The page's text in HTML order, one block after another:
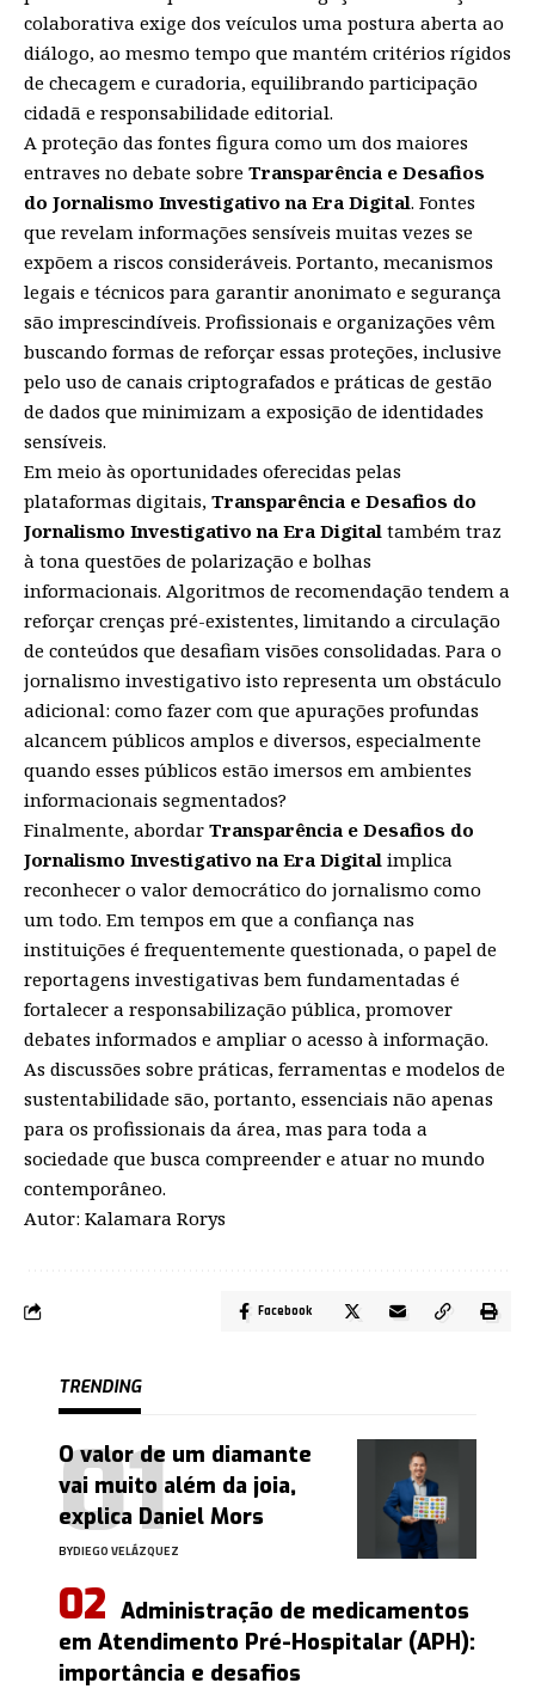
colaborativa exige dos veículos uma postura aberta ao
diálogo, ao mesmo tempo que mantém critérios rígidos
de checagem e curadoria, equilibrando participação
cidadã e responsabilidade editorial.
A proteção das fontes figura como um dos maiores
entraves no debate sobre Transparência e Desafios
do Jornalismo Investigativo na Era Digital. Fontes
que revelam informações sensíveis muitas vezes se
expõem a riscos consideráveis. Portanto, mecanismos
legais e técnicos para garantir anonimato e segurança
são imprescindíveis. Profissionais e organizações vêm
buscando formas de reforçar essas proteções, inclusive
pelo uso de canais criptografados e práticas de gestão
de dados que minimizam a exposição de identidades
sensíveis.
Em meio às oportunidades oferecidas pelas
plataformas digitais, Transparência e Desafios do
Jornalismo Investigativo na Era Digital também traz
à tona questões de polarização e bolhas
informacionais. Algoritmos de recomendação tendem a
reforçar crenças pré-existentes, limitando a circulação
de conteúdos que desafiam visões consolidadas. Para o
jornalismo investigativo isto representa um obstáculo
adicional: como fazer com que apurações profundas
alcancem públicos amplos e diversos, especialmente
quando esses públicos estão imersos em ambientes
informacionais segmentados?
Finalmente, abordar Transparência e Desafios do
Jornalismo Investigativo na Era Digital implica
reconhecer o valor democrático do jornalismo como
um todo. Em tempos em que a confiança nas
instituições é frequentemente questionada, o papel de
reportagens investigativas bem fundamentadas é
fortalecer a responsabilização pública, promover
debates informados e ampliar o acesso à informação.
As discussões sobre práticas, ferramentas e modelos de
sustentabilidade são, portanto, essenciais não apenas
para os profissionais da área, mas para toda a
sociedade que busca compreender e atuar no mundo
contemporâneo.
Autor: Kalamara Rorys
Facebook
TRENDING
O valor de um diamante
vai muito além da joia,
explica Daniel Mors
BYDIEGO VELÁZQUEZ
Administração de medicamentos
em Atendimento Pré-Hospitalar (APH):
importância e desafios